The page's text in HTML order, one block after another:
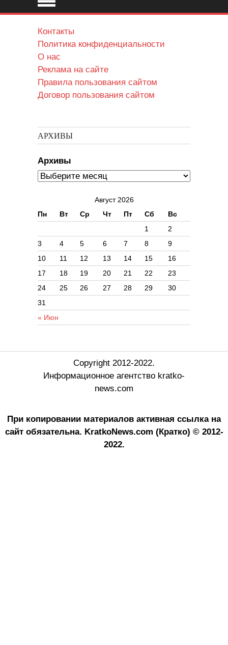
Контакты
Политика конфиденциальности
О нас
Реклама на сайте
Правила пользования сайтом
Договор пользования сайтом
АРХИВЫ
Архивы
Август 2026
Пн
Вт Ср Чт Пт Сб Вс
« Июн
1
2
3
4 5 6 7 8
9
10
11 12 13 14 15
16
17
18 19 20 21 22
23
24
25 26 27 28 29
30
31
Copyright 2012-2022.
Информационное агентство kratko-
news.com
При копировании материалов активная ссылка на
сайт обязательна. KratkoNews.com (Кратко) © 2012-
2022.